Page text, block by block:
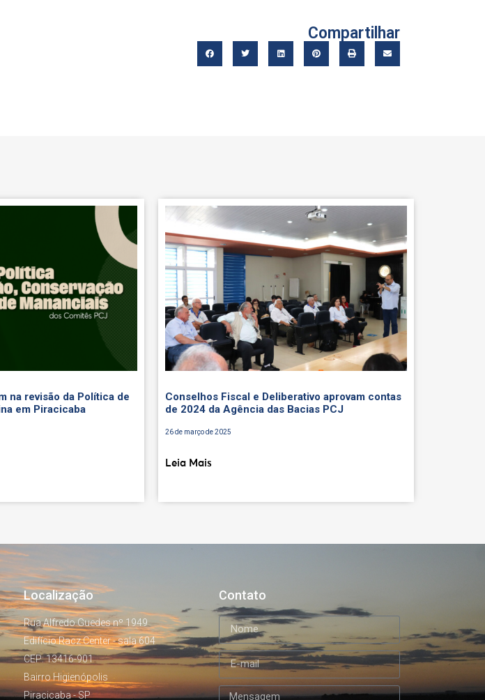
Compartilhar
na revisão da Política de
em Piracicaba
Conselhos Fiscal e Deliberativo aprovam contas
de 2024 da Agência das Bacias PCJ
26 de março de 2025
Leia Mais
Localização
Rua Alfredo Guedes nº 1949
Edifício Racz Center - sala 604
CEP: 13416-901
Bairro Higienópolis
Piracicaba - SP
Contato